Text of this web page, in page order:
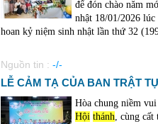
để đón chào năm
nhật 18/01/2026
hoan kỷ niệm sinh nhật lần thứ 32
Nguồn tin : -/-
LỄ CẢM TẠ CỦA BAN TRẬT
Hòa chung niềm
Hội thánh, cùng cất